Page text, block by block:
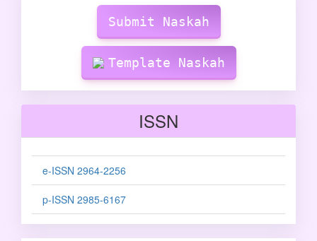
SubmissionSubmit Naskah
Template Naskah
ISSN
e-ISSN 2964-2256
p-ISSN 2985-6167